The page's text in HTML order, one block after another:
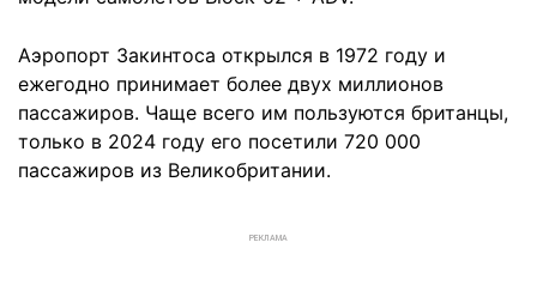
Аэропорт Закинтоса открылся в 1972 году и
ежегодно принимает более двух миллионов
пассажиров. Чаще всего им пользуются британцы,
только в 2024 году его посетили 720 000
пассажиров из Великобритании.
РЕКЛАМА